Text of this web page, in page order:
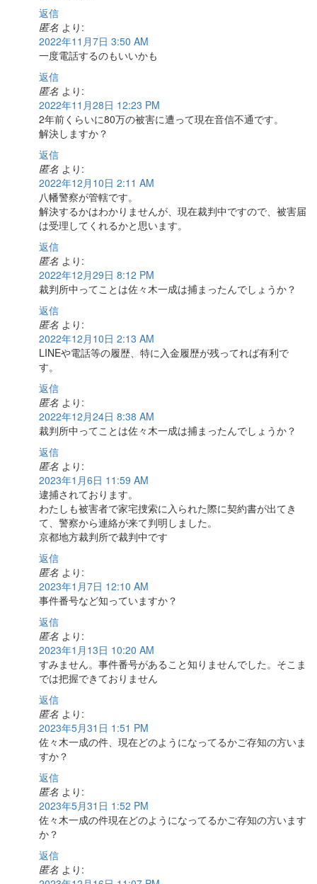
返信
匿名 より:
2022年11月7日 3:50 AM
一度電話するのもいいかも
返信
匿名 より:
2022年11月28日 12:23 PM
2年前くらいに80万の被害に遭って現在音信不通です。
解決しますか？
返信
匿名 より:
2022年12月10日 2:11 AM
八幡警察が管轄です。
解決するかはわかりませんが、現在裁判中ですので、被害届
は受理してくれるかと思います。
返信
匿名 より:
2022年12月29日 8:12 PM
裁判所中ってことは佐々木一成は捕まったんでしょうか？
返信
匿名 より:
2022年12月10日 2:13 AM
LINEや電話等の履歴、特に入金履歴が残ってれば有利で
す。
返信
匿名 より:
2022年12月24日 8:38 AM
裁判所中ってことは佐々木一成は捕まったんでしょうか？
返信
匿名 より:
2023年1月6日 11:59 AM
逮捕されております。
わたしも被害者で家宅捜索に入られた際に契約書が出てき
て、警察から連絡が来て判明しました。
京都地方裁判所で裁判中です
返信
匿名 より:
2023年1月7日 12:10 AM
事件番号など知っていますか？
返信
匿名 より:
2023年1月13日 10:20 AM
すみません。事件番号があること知りませんでした。そこま
では把握できておりません
返信
匿名 より:
2023年5月31日 1:51 PM
佐々木一成の件、現在どのようになってるかご存知の方いま
すか？
返信
匿名 より:
2023年5月31日 1:52 PM
佐々木一成の件現在どのようになってるかご存知の方います
か？
返信
匿名 より: